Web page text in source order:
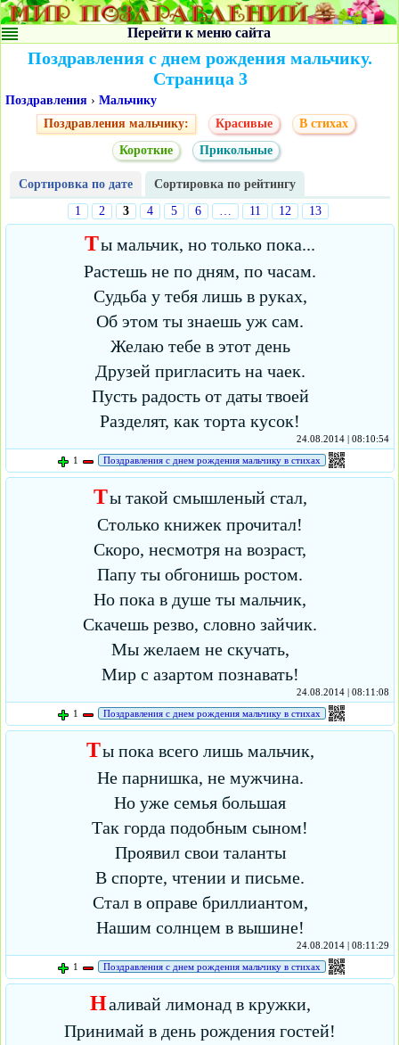
Перейти к меню сайта
Поздравления с днем рождения мальчику.
Страница 3
Поздравления › Мальчику
Поздравления мальчику:
Красивые
В стихах
Короткие
Прикольные
Сортировка по дате
Сортировка по рейтингу
1
2 3 4 5 6 … 11 12 13
Ты мальчик, но только пока...
Растешь не по дням, по часам.
Судьба у тебя лишь в руках,
Об этом ты знаешь уж сам.
Желаю тебе в этот день
Друзей пригласить на чаек.
Пусть радость от даты твоей
Разделят, как торта кусок!
24.08.2014 | 08:10:54
1
Поздравления с днем рождения мальчику в стихах
Ты такой смышленый стал,
Столько книжек прочитал!
Скоро, несмотря на возраст,
Папу ты обгонишь ростом.
Но пока в душе ты мальчик,
Скачешь резво, словно зайчик.
Мы желаем не скучать,
Мир с азартом познавать!
24.08.2014 | 08:11:08
1
Поздравления с днем рождения мальчику в стихах
Ты пока всего лишь мальчик,
Не парнишка, не мужчина.
Но уже семья большая
Так горда подобным сыном!
Проявил свои таланты
В спорте, чтении и письме.
Стал в оправе бриллиантом,
Нашим солнцем в вышине!
24.08.2014 | 08:11:29
1
Поздравления с днем рождения мальчику в стихах
Наливай лимонад в кружки,
Принимай в день рождения гостей!